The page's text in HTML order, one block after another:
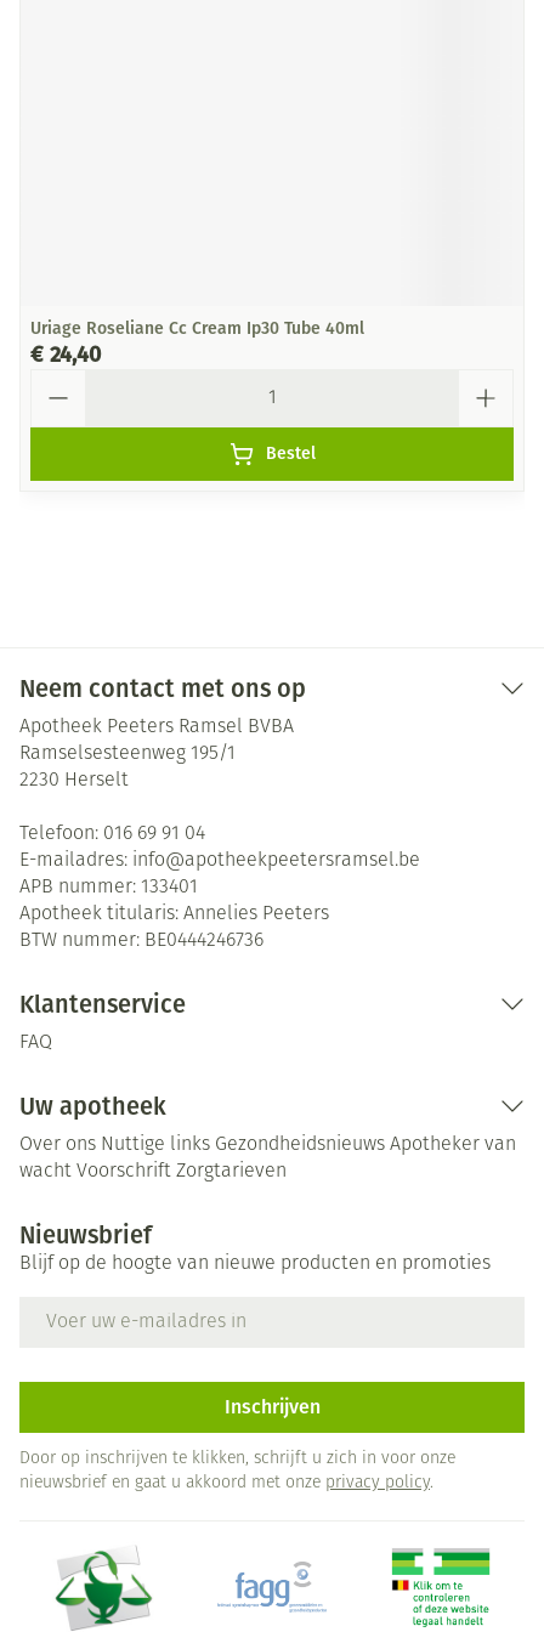
Uriage Roseliane Cc Cream Ip30 Tube 40ml
€ 24,40
Bestel
Neem contact met ons op
Apotheek Peeters Ramsel BVBA
Ramselsesteenweg 195/1
2230 Herselt
Telefoon: 016 69 91 04
E-mailadres: info@apotheekpeetersramsel.be
APB nummer: 133401
Apotheek titularis: Annelies Peeters
BTW nummer: BE0444246736
Klantenservice
FAQ
Uw apotheek
Over ons Nuttige links Gezondheidsnieuws Apotheker van
wacht Voorschrift Zorgtarieven
Nieuwsbrief
Blijf op de hoogte van nieuwe producten en promoties
Inschrijven
Door op inschrijven te klikken, schrijft u zich in voor onze
nieuwsbrief en gaat u akkoord met onze privacy policy.